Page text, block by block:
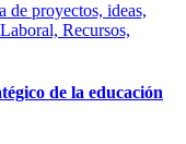
de proyectos, ideas,
Recursos,
de la educación